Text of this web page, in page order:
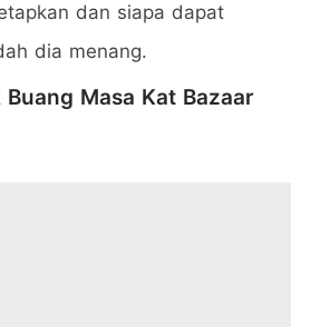
dan siapa dapat
dia menang.
Masa Kat Bazaar